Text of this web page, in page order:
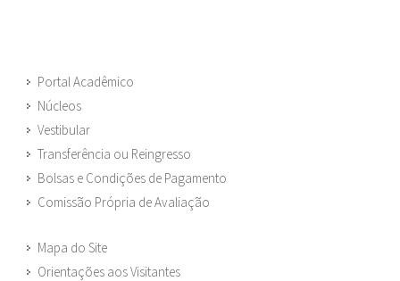
Portal Acadêmico
Núcleos
Vestibular
Transferência ou Reingresso
Bolsas e Condições de Pagamento
Comissão Própria de Avaliação
Mapa do Site
Orientações aos Visitantes